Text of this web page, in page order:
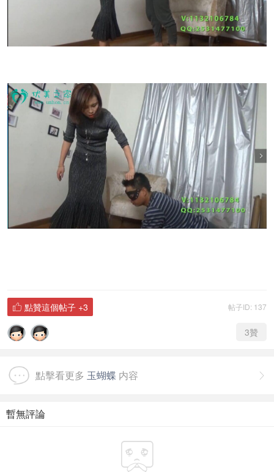
帖子ID: 137
 點贊這個帖子 +3
3贊

點擊看更多 玉蝴蝶 内容
暫無評論
